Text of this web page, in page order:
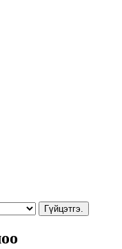
Гүйцэтгэ.